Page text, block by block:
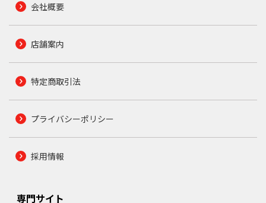
会社概要
店舗案内
特定商取引法
プライバシーポリシー
採用情報
専門サイト